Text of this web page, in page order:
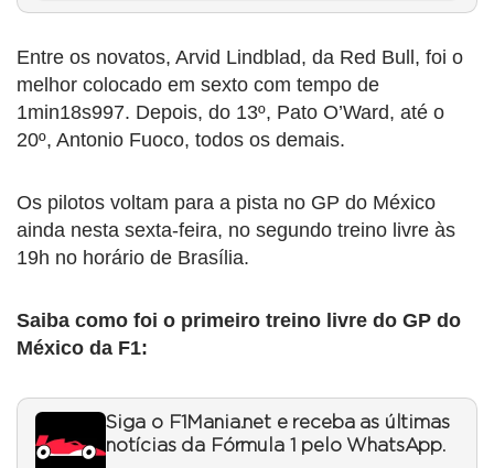
Entre os novatos, Arvid Lindblad, da Red Bull, foi o
melhor colocado em sexto com tempo de
1min18s997. Depois, do 13º, Pato O’Ward, até o
20º, Antonio Fuoco, todos os demais.
Os pilotos voltam para a pista no GP do México
ainda nesta sexta-feira, no segundo treino livre às
19h no horário de Brasília.
Saiba como foi o primeiro treino livre do GP do
México da F1:
Siga o F1Mania.net e receba as últimas
notícias da Fórmula 1 pelo WhatsApp.